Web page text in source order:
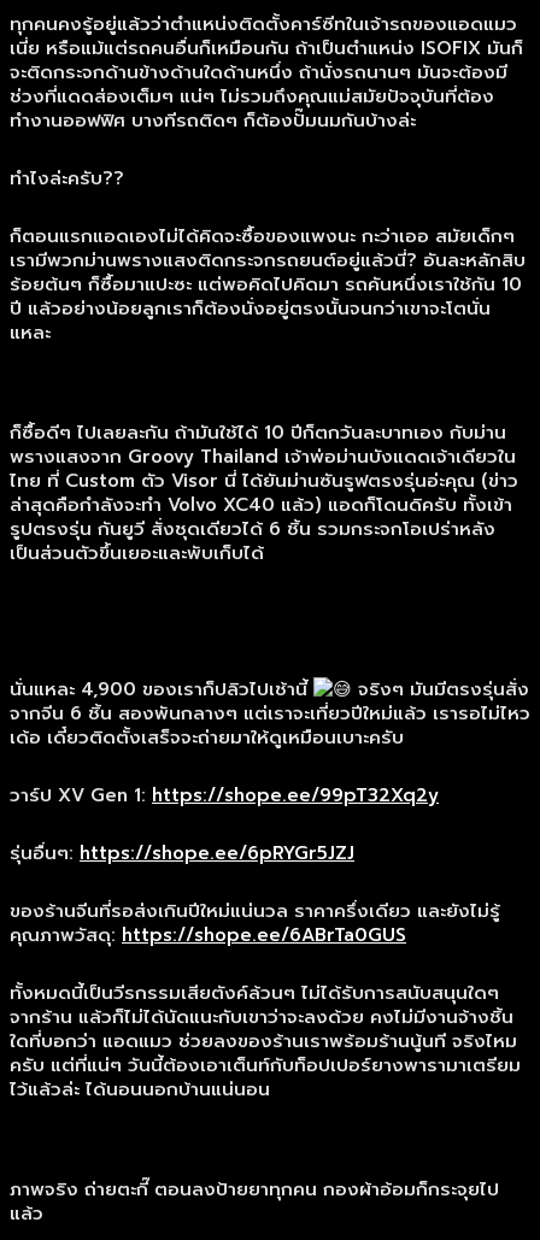
ทุกคนคงรู้อยู่แล้วว่าตำแหน่งติดตั้งคาร์ซีทในเจ้ารถของแอดแมว
เนี่ย หรือแม้แต่รถคนอื่นก็เหมือนกัน ถ้าเป็นตำแหน่ง ISOFIX มันก็
จะติดกระจกด้านข้างด้านใดด้านหนึ่ง ถ้านั่งรถนานๆ มันจะต้องมี
ช่วงที่แดดส่องเต็มๆ แน่ๆ ไม่รวมถึงคุณแม่สมัยปัจจุบันที่ต้อง
ทำงานออฟฟิศ บางทีรถติดๆ ก็ต้องปั๊มนมกันบ้างล่ะ
ทำไงล่ะครับ??
ก็ตอนแรกแอดเองไม่ได้คิดจะซื้อของแพงนะ กะว่าเออ สมัยเด็กๆ
เรามีพวกม่านพรางแสงติดกระจกรถยนต์อยู่แล้วนี่? อันละหลักสิบ
ร้อยต้นๆ ก็ซื้อมาแปะซะ แต่พอคิดไปคิดมา รถคันหนึ่งเราใช้กัน 10
ปี แล้วอย่างน้อยลูกเราก็ต้องนั่งอยู่ตรงนั้นจนกว่าเขาจะโตนั่น
แหละ
ก็ซื้อดีๆ ไปเลยละกัน ถ้ามันใช้ได้ 10 ปีก็ตกวันละบาทเอง กับม่าน
พรางแสงจาก Groovy Thailand เจ้าพ่อม่านบังแดดเจ้าเดียวใน
ไทย ที่ Custom ตัว Visor นี่ ได้ยันม่านซันรูฟตรงรุ่นอ่ะคุณ (ข่าว
ล่าสุดคือกำลังจะทำ Volvo XC40 แล้ว) แอดก็โดนดิครับ ทั้งเข้า
รูปตรงรุ่น กันยูวี สั่งชุดเดียวได้ 6 ชิ้น รวมกระจกโอเปร่าหลัง
เป็นส่วนตัวขึ้นเยอะและพับเก็บได้
นั่นแหละ 4,900 ของเราก็ปลิวไปเช้านี้
จริงๆ มันมีตรงรุ่นสั่ง
จากจีน 6 ชิ้น สองพันกลางๆ แต่เราจะเที่ยวปีใหม่แล้ว เรารอไม่ไหว
เด้อ เดี๋ยวติดตั้งเสร็จจะถ่ายมาให้ดูเหมือนเบาะครับ
วาร์ป XV Gen 1: https://shope.ee/99pT32Xq2y
รุ่นอื่นๆ: https://shope.ee/6pRYGr5JZJ
ของร้านจีนที่รอส่งเกินปีใหม่แน่นวล ราคาครึ่งเดียว และยังไม่รู้
คุณภาพวัสดุ: https://shope.ee/6ABrTa0GUS
ทั้งหมดนี้เป็นวีรกรรมเสียตังค์ล้วนๆ ไม่ได้รับการสนับสนุนใดๆ
จากร้าน แล้วก็ไม่ได้นัดแนะกับเขาว่าจะลงด้วย คงไม่มีงานจ้างชิ้น
ใดที่บอกว่า แอดแมว ช่วยลงของร้านเราพร้อมร้านนู้นที จริงไหม
ครับ แต่ที่แน่ๆ วันนี้ต้องเอาเต็นท์กับท็อปเปอร์ยางพารามาเตรียม
ไว้แล้วล่ะ ได้นอนนอกบ้านแน่นอน
ภาพจริง ถ่ายตะกี๊ ตอนลงป้ายยาทุกคน กองผ้าอ้อมก็กระจุยไป
แล้ว